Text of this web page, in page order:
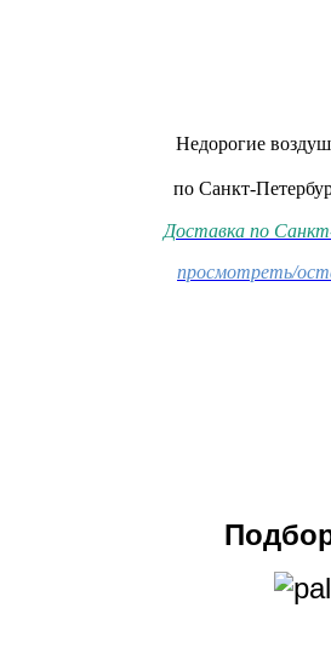
Недорогие
по Санкт-
Доставка по
просмотреть/